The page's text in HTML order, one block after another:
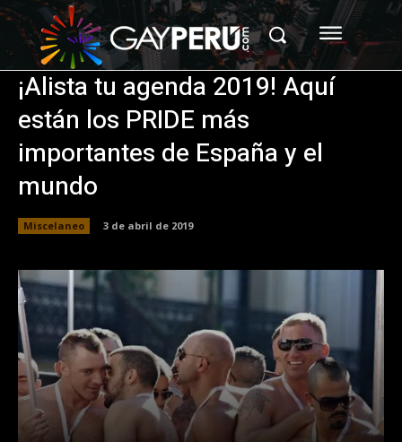
¡Alista tu agenda 2019! Aquí
están los PRIDE más
importantes de España y el
mundo
Miscelaneo 3 de abril de 2019